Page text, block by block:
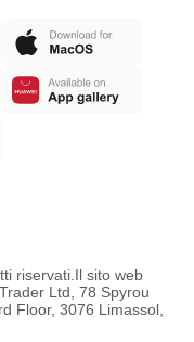
riservati. Il sito web
Ltd, 78 Spyrou
Floor, 3076 Limassol,